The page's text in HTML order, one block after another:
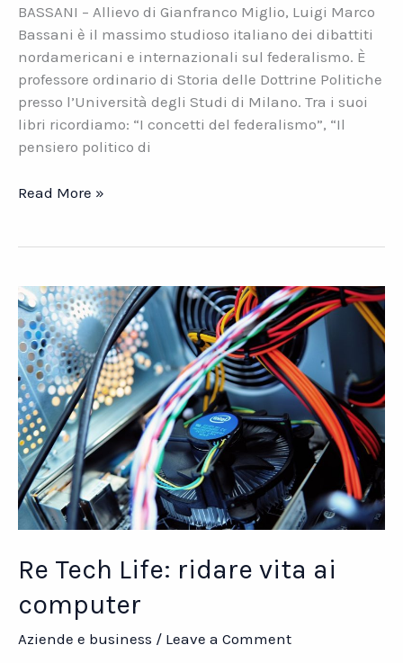
BASSANI – Allievo di Gianfranco Miglio, Luigi Marco
Bassani è il massimo studioso italiano dei dibattiti
nordamericani e internazionali sul federalismo. È
professore ordinario di Storia delle Dottrine Politiche
presso l’Università degli Studi di Milano. Tra i suoi
libri ricordiamo: “I concetti del federalismo”, “Il
pensiero politico di
Le
Read More »
Re Tech Life: ridare vita ai
computer
Aziende e business / Leave a Comment